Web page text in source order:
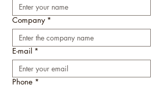
Company *
E-mail *
Phone *